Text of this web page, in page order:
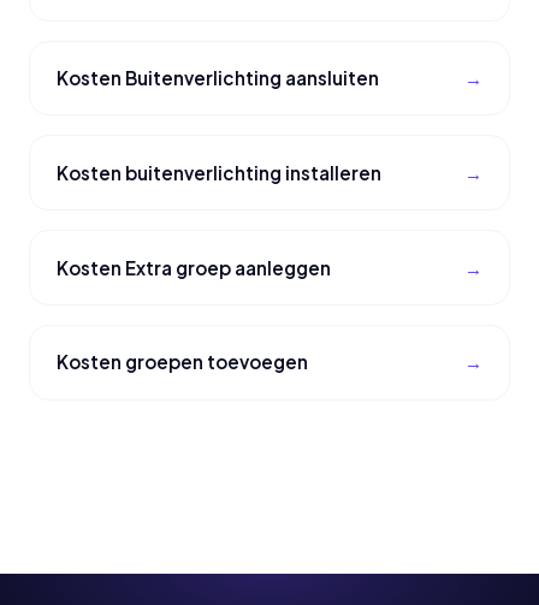
Kosten Buitenverlichting aansluiten
Kosten buitenverlichting installeren
Kosten Extra groep aanleggen
Kosten groepen toevoegen